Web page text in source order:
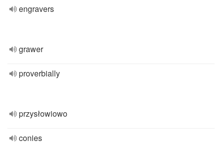
engravers
grawer
proverbially
przysłowiowo
conies